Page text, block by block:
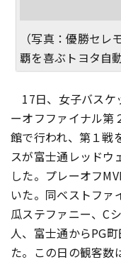
（写真：優勝セレ
覇を喜ぶトヨタ自
17日、女子バスケ
ーオフファイナル第
館で行われ、第１戦
スが富士通レッドウ
した。プレーオフ
いた。同ベストファ
瓜ステファニー、C
人、富士通からPG
た。この日の観客数